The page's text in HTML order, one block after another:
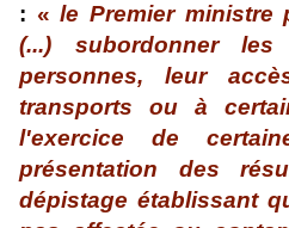
: «le Premier ministre
(...) subordonner les
personnes, leur
transports ou à
l'exercice de
présentation des
dépistage établissant